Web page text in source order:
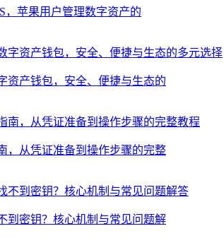
，苹果用户管理数字资产的
资产钱包，安全、便捷与生态的
，从凭证准备到操作步骤的完整
到密钥？核心机制与常见问题解